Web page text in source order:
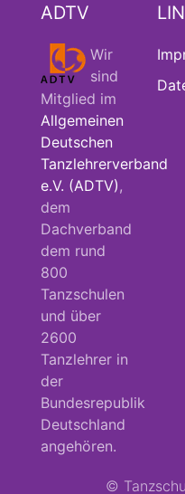
ADTV
Wir
sind
Mitglied im
Allgemeinen
Deutschen
Tanzlehrerverband
e.V. (ADTV) ,
dem
Dachverband
dem rund
800
Tanzschulen
und über
2600
Tanzlehrer in
der
Bundesrepublik
Deutschland
angehören.
©